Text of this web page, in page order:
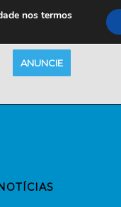
ANUNCIE
nos termos